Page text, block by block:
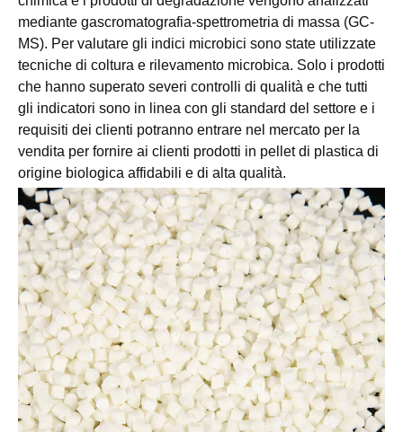
mediante gascromatografia-spettrometria di massa (GC-
MS). Per valutare gli indici microbici sono state utilizzate
tecniche di coltura e rilevamento microbica. Solo i prodotti
che hanno superato severi controlli di qualità e che tutti
gli indicatori sono in linea con gli standard del settore e i
requisiti dei clienti potranno entrare nel mercato per la
vendita per fornire ai clienti prodotti in pellet di plastica di
origine biologica affidabili e di alta qualità.